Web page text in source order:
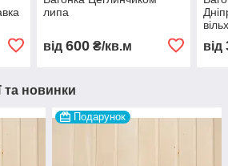
липа
від 600₴/кв.м від
та новинки
Подарунок